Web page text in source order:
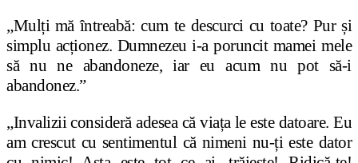
„Mulți mă întreabă: cum te descurci cu toate? Pur și
simplu acționez. Dumnezeu i-a poruncit mamei mele
să nu ne abandoneze, iar eu acum nu pot să-i
abandonez.”
„Invalizii consideră adesea că viața le este datoare. Eu
am crescut cu sentimentul că nimeni nu-ți este dator